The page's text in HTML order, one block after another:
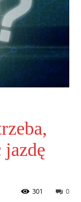
jazdę
0
301